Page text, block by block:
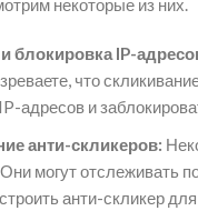
блокировка IP-
что
адресов и
анти-скликеров:
могут отслеживать
анти-скликер